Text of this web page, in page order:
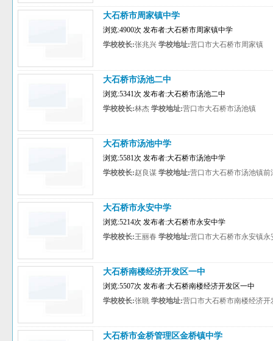
大石桥市周家镇中学
浏览:4900次 发布者:大石桥市周家镇中学
学校校长:张兆兴 学校地址:营口市大石桥市周家镇
大石桥市汤池二中
浏览:5341次 发布者:大石桥市汤池二中
学校校长:林杰 学校地址:营口市大石桥市汤池镇
大石桥市汤池中学
浏览:5581次 发布者:大石桥市汤池中学
学校校长:赵良谋 学校地址:营口市大石桥市汤池镇前
大石桥市永安中学
浏览:5214次 发布者:大石桥市永安中学
学校校长:王丽春 学校地址:营口市大石桥市永安镇永
大石桥南楼经济开发区一中
浏览:5507次 发布者:大石桥南楼经济开发区一中
学校校长:张眺 学校地址:营口市大石桥市南楼经济开
大石桥市金桥管理区金桥镇中学